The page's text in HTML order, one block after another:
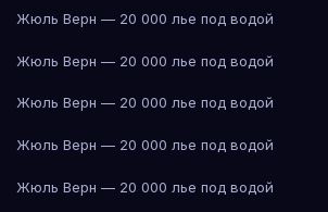
Жюль Верн — 20 000 лье под водой
Жюль Верн — 20 000 лье под водой
Жюль Верн — 20 000 лье под водой
Жюль Верн — 20 000 лье под водой
Жюль Верн — 20 000 лье под водой